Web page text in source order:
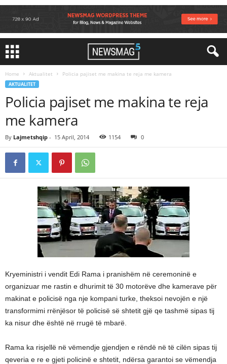
Home Aktualitet Policia pajiset me makina te reja me kamera
AKTUALITET
Policia pajiset me makina te reja
me kamera
By Lajmetshqip - 15 April, 2014 1154 0
Kryeministri i vendit Edi Rama i pranishëm në ceremoninë e
organizuar me rastin e dhurimit të 30 motorëve dhe kamerave për
makinat e policisë nga nje kompani turke, theksoi nevojën e një
transformimi rrënjësor të policisë së shtetit gjë qe tashmë sipas tij
ka nisur dhe është në rrugë të mbarë.
Rama ka risjellë në vëmendje gjendjen e rëndë në të cilën sipas tij
qeveria e re e gjeti policinë e shtetit, ndërsa garantoi se vëmendja